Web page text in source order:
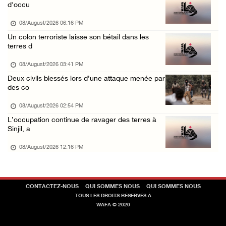
d'occu
08/August/2026 06:16 PM
Un colon terroriste laisse son bétail dans les
terres d
08/August/2026 03:41 PM
Deux civils blessés lors d’une attaque menée par
des co
08/August/2026 02:54 PM
L’occupation continue de ravager des terres à
Sinjil, a
08/August/2026 12:16 PM
CONTACTEZ-NOUS QUI SOMMES NOUS QUI SOMMES NOUS
TOUS LES DROITS RÉSERVÉS À
WAFA © 2020